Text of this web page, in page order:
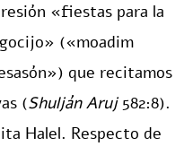
«fiestas para la
(«moadim
que recitamos
(Shulján Aruj582:8).
Halel. Respecto de